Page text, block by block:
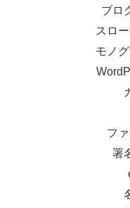
ブロ
スロ
モノ
フ
署